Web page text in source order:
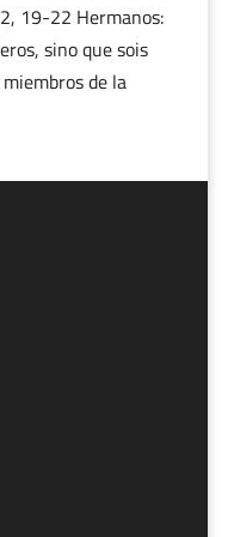
19-22 Hermanos:
sino que sois
de la